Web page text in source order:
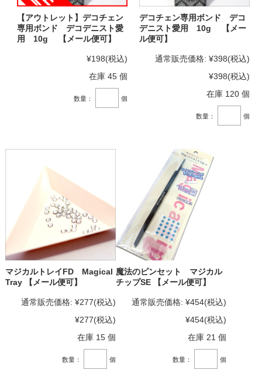
【アウトレット】デコチェン
専用ボンド デコデニスト愛
用 10g 【メール便可】
¥198(税込)
在庫 45 個
数量： 個
デコチェン専用ボンド デコ
デニスト愛用 10g 【メー
ル便可】
通常販売価格: ¥398(税込)
¥398(税込)
在庫 120 個
数量： 個
マジカルトレイFD Magical
Tray 【メール便可】
通常販売価格: ¥277(税込)
¥277(税込)
在庫 15 個
数量： 個
魔法のピンセット マジカル
チップSE 【メール便可】
通常販売価格: ¥454(税込)
¥454(税込)
在庫 21 個
数量： 個